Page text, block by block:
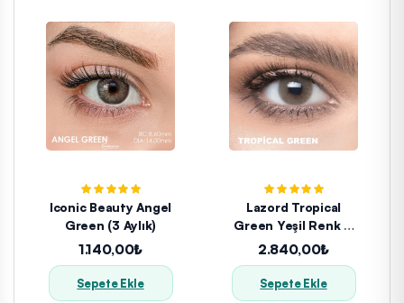
Iconic Beauty Angel
Green (3 Aylık)
1.140,00₺
Sepete Ekle
Lazord Tropical
Green Yeşil Renk (1
Yıllık)
2.840,00₺
Sepete Ekle